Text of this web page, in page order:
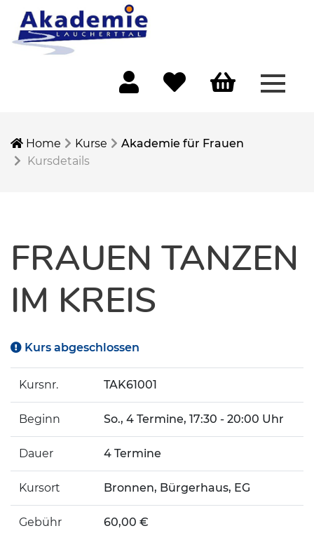
Home Kurse
Akademie für Frauen
Kursdetails
FRAUEN TANZEN
IM KREIS
Kurs abgeschlossen
Kursnr. TAK61001
Beginn So., 4 Termine, 17:30 - 20:00 Uhr
Dauer 4 Termine
Kursort Bronnen, Bürgerhaus, EG
Gebühr 60,00 €